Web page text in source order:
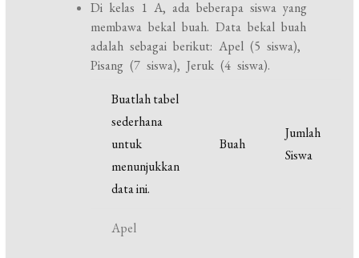
Di kelas 1 A, ada beberapa siswa yang
membawa bekal buah. Data bekal buah
adalah sebagai berikut: Apel (5 siswa),
Pisang (7 siswa), Jeruk (4 siswa).
Buatlah tabel
sederhana
untuk
menunjukkan
data ini.
Buah
Jumlah
Siswa
Apel